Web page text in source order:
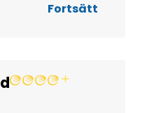
Fortsätt